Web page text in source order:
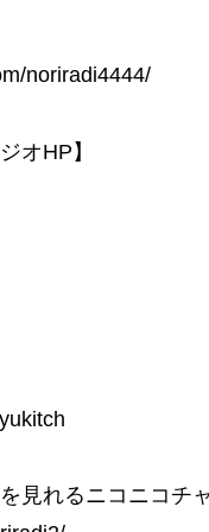
noriradi4444/
オHP】
見れるニコニコチ